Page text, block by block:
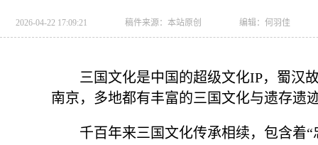
2026-04-22 17:09:21 稿件来源： 本站原创 编辑：何羽佳
三国文化是中国的超级文化IP，蜀汉
南京，多地都有丰富的三国文化与遗存遗
千百年来三国文化传承相续，包含着